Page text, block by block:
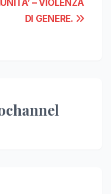
– VIOLENZA
DI GENERE.